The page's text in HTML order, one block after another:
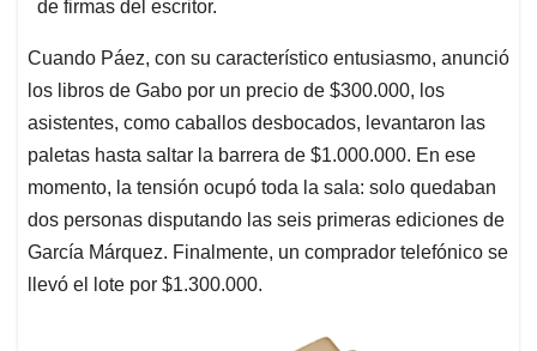
de firmas del escritor.
Cuando Páez, con su característico entusiasmo, anunció
los libros de Gabo por un precio de $300.000, los
asistentes, como caballos desbocados, levantaron las
paletas hasta saltar la barrera de $1.000.000. En ese
momento, la tensión ocupó toda la sala: solo quedaban
dos personas disputando las seis primeras ediciones de
García Márquez. Finalmente, un comprador telefónico se
llevó el lote por $1.300.000.